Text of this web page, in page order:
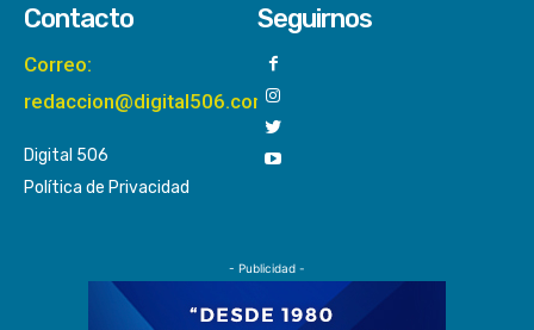
Contacto
Correo:
redaccion@digital506.com
Digital 506
Política de Privacidad
Seguirnos
- Publicidad -